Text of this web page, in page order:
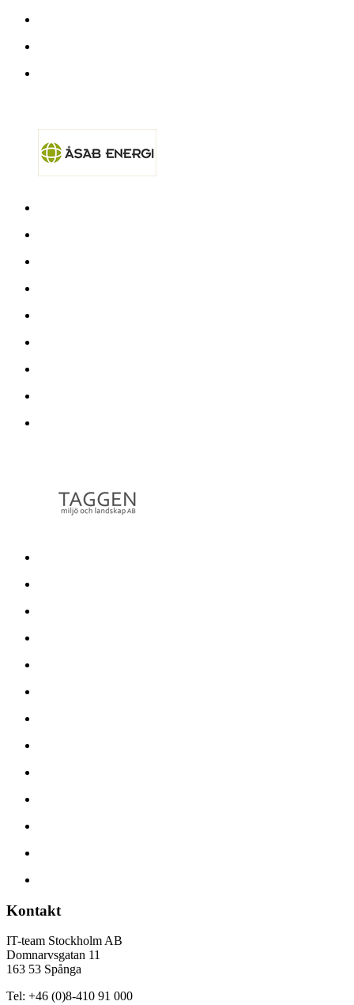
Kontakt
IT-team Stockholm AB
Domnarvsgatan 11
163 53 Spånga
Tel: +46 (0)8-410 91 000